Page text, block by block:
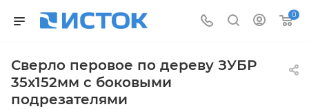
0
Сверло перовое по дереву ЗУБР
35x152мм с боковыми
подрезателями